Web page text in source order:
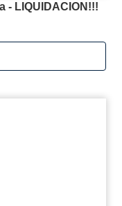
- LIQUIDACION!!!